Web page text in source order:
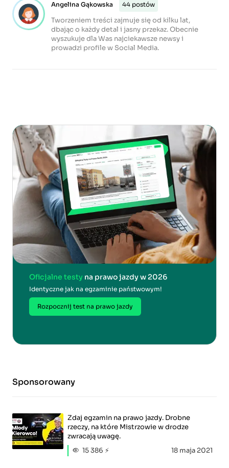
Angelina Gąkowska 44 postów
Tworzeniem treści zajmuje się od kilku lat,
dbając o każdy detal i jasny przekaz. Obecnie
wyszukuje dla Was najciekawsze newsy i
prowadzi profile w Social Media.
Oficjalne testy na prawo jazdy w 2026
Identyczne jak na egzaminie państwowym!
Rozpocznij test na prawo jazdy
Sponsorowany
Zdaj egzamin na prawo jazdy. Drobne
rzeczy, na które Mistrzowie w drodze
zwracają uwagę.
15 386 ⚡
18 maja 2021